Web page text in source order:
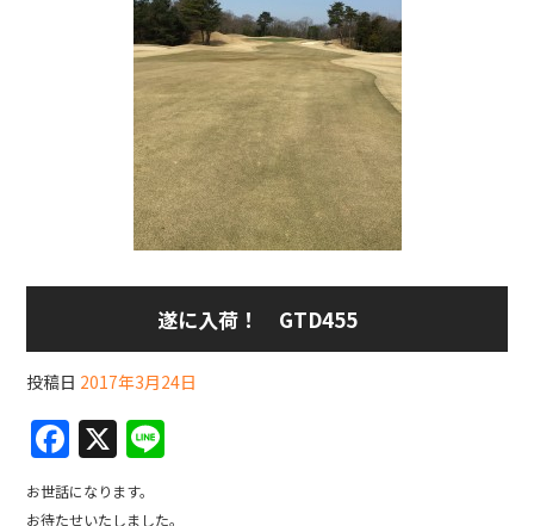
遂に入荷！ GTD455
投稿日 2017年3月24日
F
a
X
お世話になります。
お待たせいたしました。